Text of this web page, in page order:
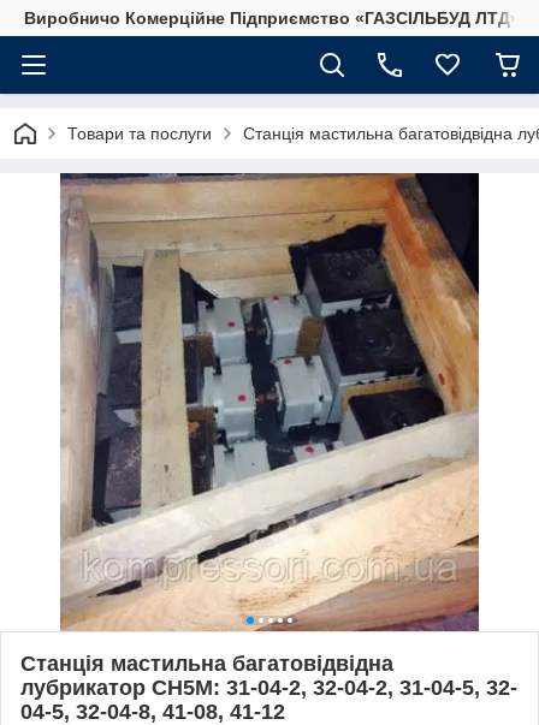
Виробничо Комерційне Підприємство «ГАЗСIЛЬБУД ЛТД»
Товари та послуги Станція мастильна
Станція мастильна багатовідвідна
лубрикатор СН5М: 31-04-2, 32-04-2, 31-04-5, 32-
04-5, 32-04-8, 41-08, 41-12